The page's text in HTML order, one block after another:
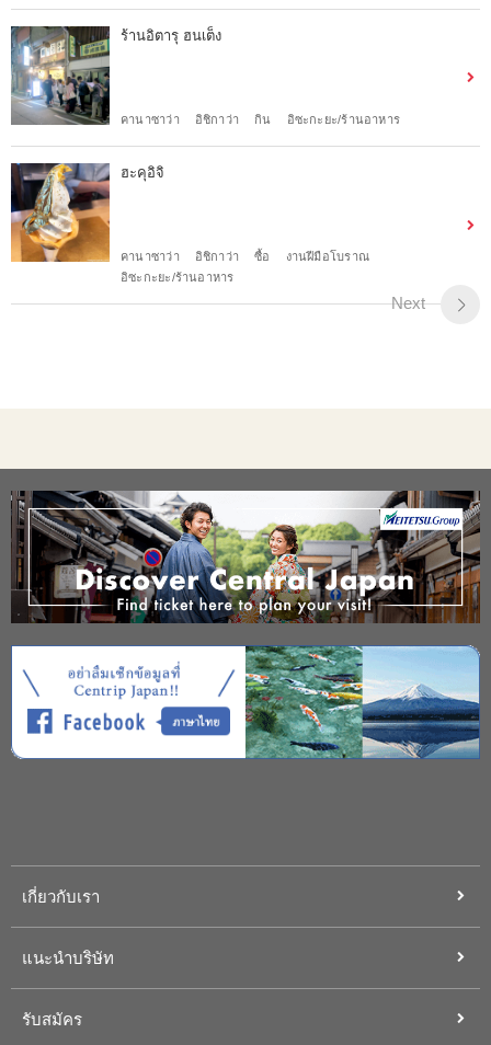
ร้านอิตารุ ฮนเต็ง
คานาซาว่า อิชิกาว่า กิน อิซะกะยะ/ร้านอาหาร
ฮะคุอิจิ
คานาซาว่า อิชิกาว่า ซื้อ
งานฝีมือโบราณ
อิซะกะยะ/ร้านอาหาร
Next
เกี่ยวกับเรา
แนะนำบริษัท
รับสมัคร